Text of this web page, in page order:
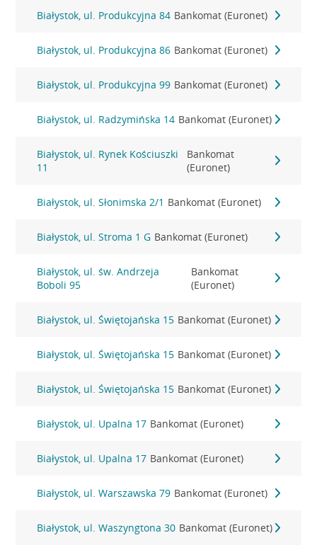
Białystok, ul. Produkcyjna 84 Bankomat (Euronet)
Białystok, ul. Produkcyjna 86 Bankomat (Euronet)
Białystok, ul. Produkcyjna 99 Bankomat (Euronet)
Białystok, ul. Radzymińska 14 Bankomat (Euronet)
Białystok, ul. Rynek Kościuszki
11
Bankomat
(Euronet)
Białystok, ul. Słonimska 2/1 Bankomat (Euronet)
Białystok, ul. Stroma 1 G Bankomat (Euronet)
Białystok, ul. św. Andrzeja
Boboli 95
Bankomat
(Euronet)
Białystok, ul. Świętojańska 15 Bankomat (Euronet)
Białystok, ul. Świętojańska 15 Bankomat (Euronet)
Białystok, ul. Świętojańska 15 Bankomat (Euronet)
Białystok, ul. Upalna 17 Bankomat (Euronet)
Białystok, ul. Upalna 17 Bankomat (Euronet)
Białystok, ul. Warszawska 79 Bankomat (Euronet)
Białystok, ul. Waszyngtona 30 Bankomat (Euronet)